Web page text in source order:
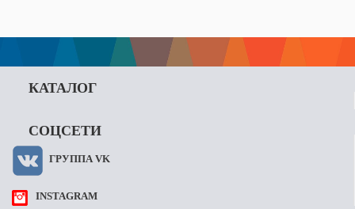
КАТАЛОГ
СОЦСЕТИ
ГРУППА VK
INSTAGRAM